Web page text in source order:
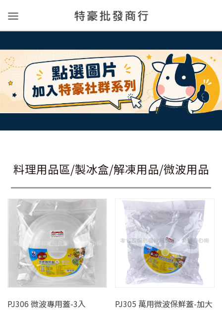
料理用品區/製冰盒/解凍用品/微波用品
PJ306 微波專用蓋-3入 PJ305 萬用微波保鮮蓋-加大